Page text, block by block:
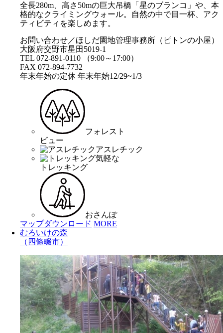
全長280m、高さ50mの巨大吊橋「星のブランコ」や、本
格的なクライミングウォール。自然の中で目一杯、アク
ティビティを楽しめます。
お問い合わせ／ほしだ園地管理事務所（ピトンの小屋）
大阪府交野市星田5019-1
TEL 072-891-0110 （9:00～17:00）
FAX 072-894-7732
年末年始の定休 年末年始12/29~1/3
フォレスト
ビュー
アスレチック
気軽な
トレッキング
おさんぽ
マップダウンロード MORE
むろいけの森
（四條畷市）